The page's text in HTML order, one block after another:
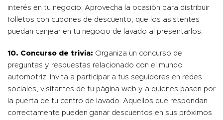
interés en tu negocio. Aprovecha la ocasión para distribuir
folletos con cupones de descuento, que los asistentes
puedan canjear en tu negocio de lavado al presentarlos.
10. Concurso de trivia: Organiza un concurso de
preguntas y respuestas relacionado con el mundo
automotriz. Invita a participar a tus seguidores en redes
sociales, visitantes de tu página web y a quienes pasen por
la puerta de tu centro de lavado. Aquellos que respondan
correctamente pueden ganar descuentos en sus próximos